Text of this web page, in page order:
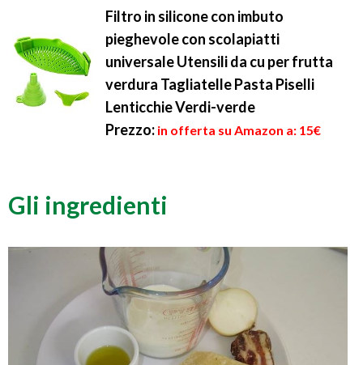
Filtro in silicone con imbuto
pieghevole con scolapiatti
universale Utensili da cu per frutta
verdura Tagliatelle Pasta Piselli
Lenticchie Verdi-verde
Prezzo: in offerta su Amazon a: 15€
Gli ingredienti